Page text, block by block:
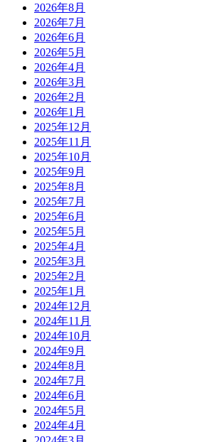
2026年8月
2026年7月
2026年6月
2026年5月
2026年4月
2026年3月
2026年2月
2026年1月
2025年12月
2025年11月
2025年10月
2025年9月
2025年8月
2025年7月
2025年6月
2025年5月
2025年4月
2025年3月
2025年2月
2025年1月
2024年12月
2024年11月
2024年10月
2024年9月
2024年8月
2024年7月
2024年6月
2024年5月
2024年4月